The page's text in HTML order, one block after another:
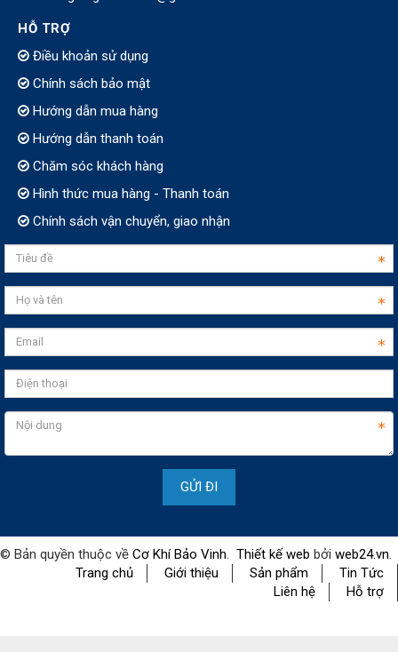
HỖ TRỢ
Điều khoản sử dụng
Chính sách bảo mật
Hướng dẫn mua hàng
Hướng dẫn thanh toán
Chăm sóc khách hàng
Hình thức mua hàng - Thanh toán
Chính sách vận chuyển, giao nhận
© Bản quyền thuộc về Cơ Khí Bảo Vinh. Thiết kế web bởi web24.vn.
Trang chủ
Giới thiệu Sản phẩm
Tin Tức
Liên hệ
Hỗ trợ